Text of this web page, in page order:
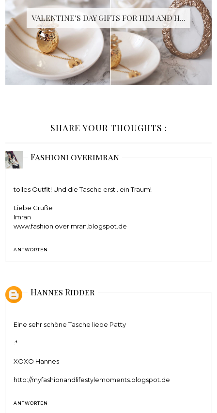
VALENTINE'S DAY GIFTS FOR HIM AND H...
SHARE YOUR THOUGHTS :
Fashionloverimran
tolles Outfit! Und die Tasche erst.. ein Traum!
Liebe Grüße
Imran
www.fashionloverimran.blogspot.de
ANTWORTEN
Hannes Ridder
Eine sehr schöne Tasche liebe Patty
:*
XOXO Hannes
http://myfashionandlifestylemoments.blogspot.de
ANTWORTEN